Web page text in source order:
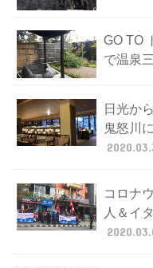
GO TO
で温泉
日光か
鬼怒川
コロナ
人＆イ